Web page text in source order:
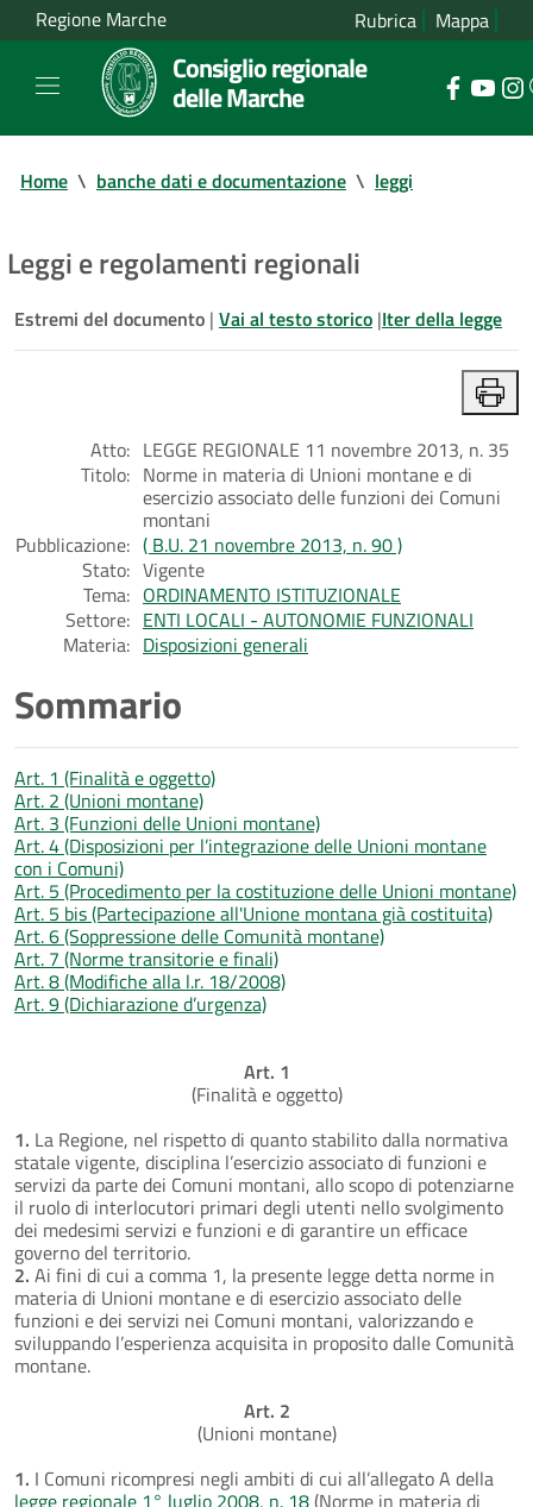
Regione Marche Rubrica Mappa
Consiglio regionale
delle Marche
Home \ banche dati e documentazione \ leggi
Leggi e regolamenti regionali
Estremi del documento | Vai al testo storico |Iter della legge
Atto: LEGGE REGIONALE 11 novembre 2013, n. 35
Titolo: Norme in materia di Unioni montane e di
esercizio associato delle funzioni dei Comuni
montani
Pubblicazione: ( B.U. 21 novembre 2013, n. 90 )
Stato: Vigente
Tema: ORDINAMENTO ISTITUZIONALE
Settore: ENTI LOCALI - AUTONOMIE FUNZIONALI
Materia: Disposizioni generali
Sommario
Art. 1 (Finalità e oggetto)
Art. 2 (Unioni montane)
Art. 3 (Funzioni delle Unioni montane)
Art. 4 (Disposizioni per l’integrazione delle Unioni montane
con i Comuni)
Art. 5 (Procedimento per la costituzione delle Unioni montane)
Art. 5 bis (Partecipazione all'Unione montana già costituita)
Art. 6 (Soppressione delle Comunità montane)
Art. 7 (Norme transitorie e finali)
Art. 8 (Modifiche alla l.r. 18/2008)
Art. 9 (Dichiarazione d’urgenza)
Art. 1
(Finalità e oggetto)
1. La Regione, nel rispetto di quanto stabilito dalla normativa
statale vigente, disciplina l’esercizio associato di funzioni e
servizi da parte dei Comuni montani, allo scopo di potenziarne
il ruolo di interlocutori primari degli utenti nello svolgimento
dei medesimi servizi e funzioni e di garantire un efficace
governo del territorio.
2. Ai fini di cui a comma 1, la presente legge detta norme in
materia di Unioni montane e di esercizio associato delle
funzioni e dei servizi nei Comuni montani, valorizzando e
sviluppando l’esperienza acquisita in proposito dalle Comunità
montane.
Art. 2
(Unioni montane)
1. I Comuni ricompresi negli ambiti di cui all’allegato A della
legge regionale 1° luglio 2008, n. 18(Norme in materia di